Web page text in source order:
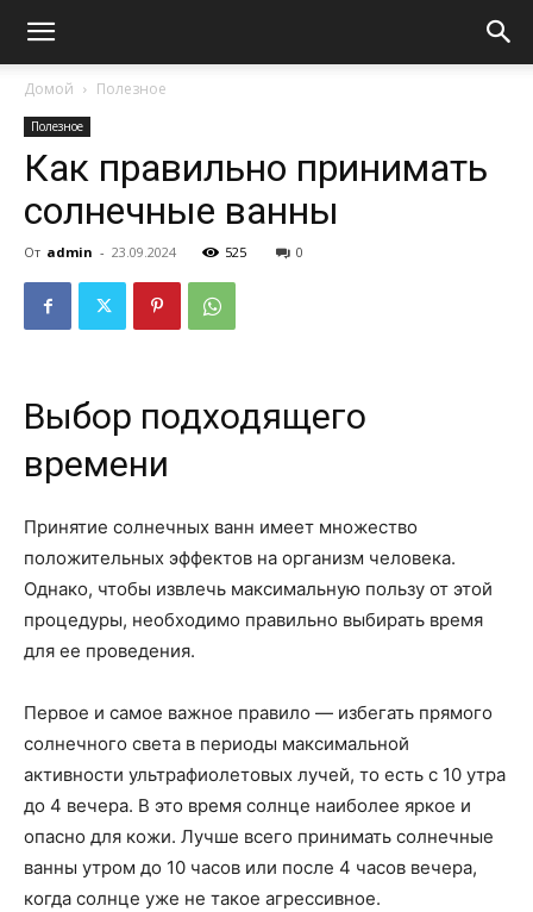
Домой Полезное
Полезное
Как правильно принимать
солнечные ванны
От admin - 23.09.2024 525 0
Выбор подходящего
времени
Принятие солнечных ванн имеет множество
положительных эффектов на организм человека.
Однако, чтобы извлечь максимальную пользу от этой
процедуры, необходимо правильно выбирать время
для ее проведения.
Первое и самое важное правило — избегать прямого
солнечного света в периоды максимальной
активности ультрафиолетовых лучей, то есть с 10 утра
до 4 вечера. В это время солнце наиболее яркое и
опасно для кожи. Лучше всего принимать солнечные
ванны утром до 10 часов или после 4 часов вечера,
когда солнце уже не такое агрессивное.